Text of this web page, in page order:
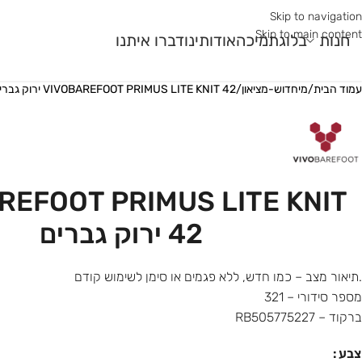
Skip to navigation
Skip to main content
חנות
קיץ
חורף
רב עונתי
חדר כושר ואימונים
בלוגתמיכהאודותינודברו איתנו
עמוד הבית/מיחדוש-מציאון/VIVOBAREFOOT PRIMUS LITE KNIT 42 ירוק גברים
PRIMUS LITE KNIT
42 ירוק גברים
.תיאור מצב – כמו חדש, ללא פגמים או סימן לשימוש קודם
מספר סידורי – 321
ברקוד – RB505775227
צבע